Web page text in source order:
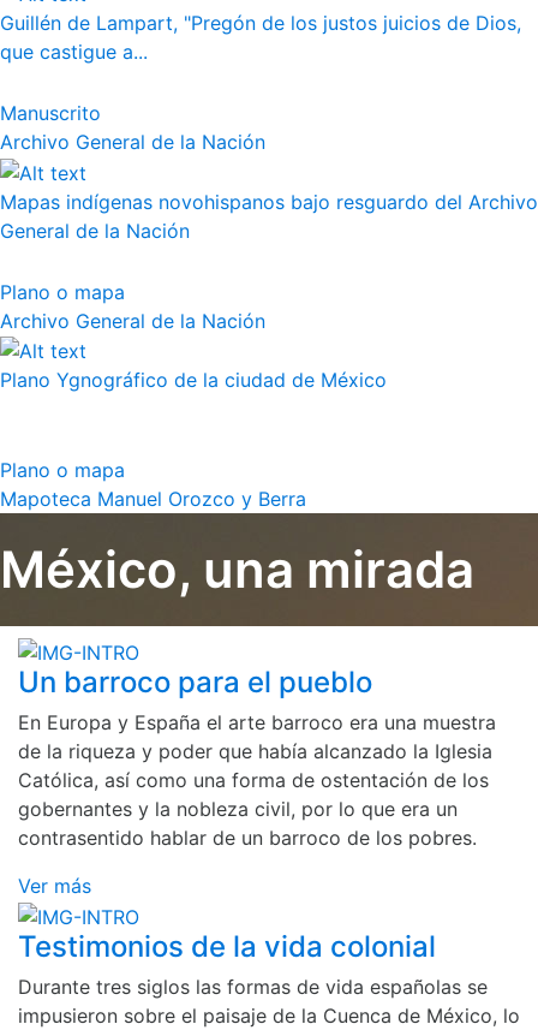
Guillén de Lampart, "Pregón de los justos juicios de Dios,
que castigue a...
Manuscrito
Archivo General de la Nación
Mapas indígenas novohispanos bajo resguardo del Archivo
General de la Nación
Plano o mapa
Archivo General de la Nación
Plano Ygnográfico de la ciudad de México
Plano o mapa
Mapoteca Manuel Orozco y Berra
México, una mirada
Un barroco para el pueblo
En Europa y España el arte barroco era una muestra
de la riqueza y poder que había alcanzado la Iglesia
Católica, así como una forma de ostentación de los
gobernantes y la nobleza civil, por lo que era un
contrasentido hablar de un barroco de los pobres.
Ver más
Testimonios de la vida colonial
Durante tres siglos las formas de vida españolas se
impusieron sobre el paisaje de la Cuenca de México, lo